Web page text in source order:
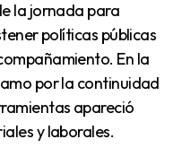
la jornada para
políticas públicas
En la
por la continuidad
apareció
y laborales.